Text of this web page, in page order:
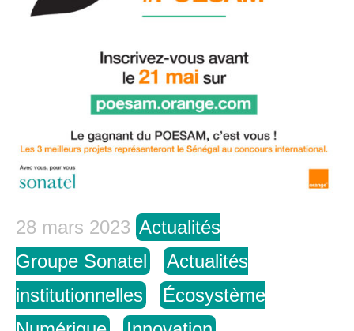
28 mars 2023 Actualités
Groupe Sonatel
Actualités
institutionnelles
Écosystème